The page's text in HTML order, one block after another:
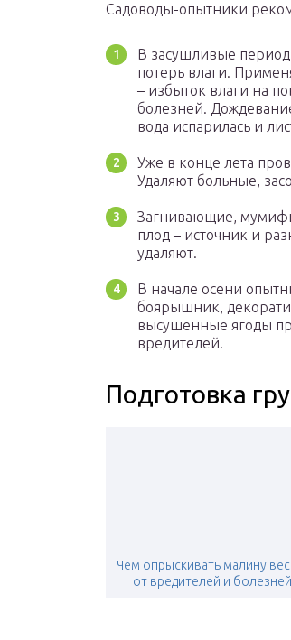
Садоводы-опытники
В засушливые
потерь влаги.
– избыток влаги на
болезней.
вода испарилась и
Уже в конце лета
Удаляют больные,
Загнивающие,
плод – источник и
удаляют.
В начале осени
боярышник,
высушенные ягоды
вредителей.
Подготовка
Чем опрыскивать малину
от вредителей и